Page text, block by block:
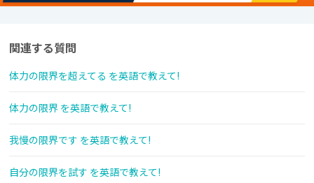
関連する質問
体力の限界を超えてる を英語で教えて!
体力の限界 を英語で教えて!
我慢の限界です を英語で教えて!
自分の限界を試す を英語で教えて!